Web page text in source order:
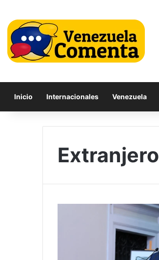
Inicio Internacionales Venezuela
Extranjero